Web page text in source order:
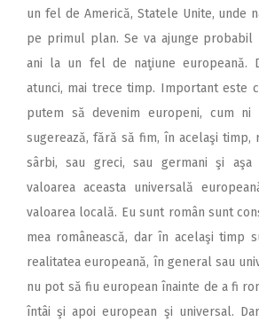
un fel de Americă, Statele Unite, unde
pe primul plan. Se va ajunge probabil
ani la un fel de naţiune europeană.
atunci, mai trece timp. Important este
putem să devenim europeni, cum ni
sugerează, fără să fim, în acelaşi timp,
sârbi, sau greci, sau germani şi aşa
valoarea aceasta universală
valoarea locală. Eu sunt român sunt
mea românească, dar în acelaşi timp
realitatea europeană, în general sau
nu pot să fiu european înainte de a fi
întâi şi apoi european şi universal.